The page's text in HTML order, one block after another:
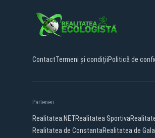
ContactTermeni și condițiiPolitică de
Parteneri:
Realitatea.NETRealitatea Sportiva
Realitatea de ConstantaRealitatea de